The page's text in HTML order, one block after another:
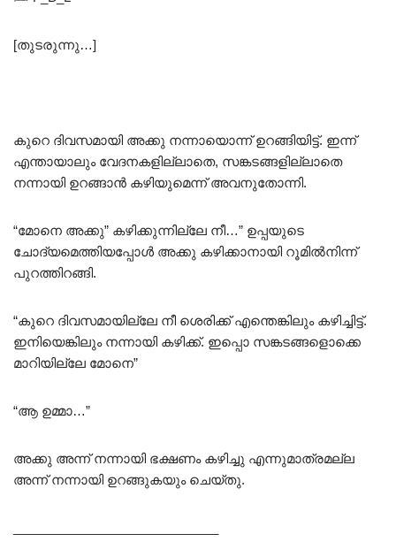
[തുടരുന്നു…]
കുറെ ദിവസമായി അക്കു നന്നായൊന്ന് ഉറങ്ങിയിട്ട്. ഇന്ന്
എന്തായാലും വേദനകളില്ലാതെ, സങ്കടങ്ങളില്ലാതെ
നന്നായി ഉറങ്ങാൻ കഴിയുമെന്ന് അവനുതോന്നി.
“മോനെ അക്കു” കഴിക്കുന്നില്ലേ നീ…” ഉപ്പയുടെ
ചോദ്യമെത്തിയപ്പോൾ അക്കു കഴിക്കാനായി റൂമിൽനിന്ന്
പുറത്തിറങ്ങി.
“കുറെ ദിവസമായില്ലേ നീ ശെരിക്ക് എന്തെങ്കിലും കഴിച്ചിട്ട്.
ഇനിയെങ്കിലും നന്നായി കഴിക്ക്. ഇപ്പൊ സങ്കടങ്ങളൊക്കെ
മാറിയില്ലേ മോനെ”
“ആ ഉമ്മാ…”
അക്കു അന്ന് നന്നായി ഭക്ഷണം കഴിച്ചു എന്നുമാത്രമല്ല
അന്ന് നന്നായി ഉറങ്ങുകയും ചെയ്തു.